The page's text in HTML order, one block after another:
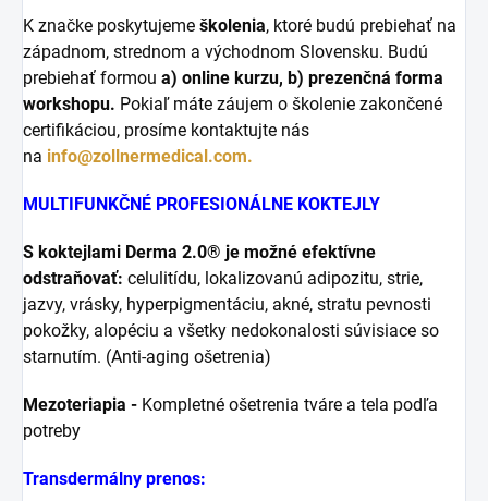
K značke poskytujeme školenia, ktoré budú prebiehať na
západnom, strednom a východnom Slovensku. Budú
prebiehať formou a) online kurzu, b) prezenčná forma
workshopu. Pokiaľ máte záujem o školenie zakončené
certifikáciou, prosíme kontaktujte nás
na info@zollnermedical.com.
MULTIFUNKČNÉ PROFESIONÁLNE KOKTEJLY
S koktejlami Derma 2.0® je možné efektívne
odstraňovať: celulitídu, lokalizovanú adipozitu, strie,
jazvy, vrásky, hyperpigmentáciu, akné, stratu pevnosti
pokožky, alopéciu a všetky nedokonalosti súvisiace so
starnutím. (Anti-aging ošetrenia)
Mezoteriapia - Kompletné ošetrenia tváre a tela podľa
potreby
Transdermálny prenos: